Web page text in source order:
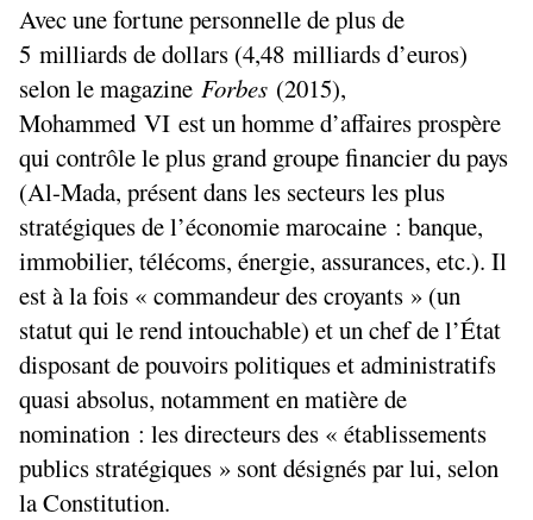
Avec une fortune personnelle de plus de
5 milliards de dollars (4,48 milliards d’euros)
selon le magazine Forbes (2015),
Mohammed VI est un homme d’affaires prospère
qui contrôle le plus grand groupe financier du pays
(Al-Mada, présent dans les secteurs les plus
stratégiques de l’économie marocaine : banque,
immobilier, télécoms, énergie, assurances, etc.). Il
est à la fois « commandeur des croyants » (un
statut qui le rend intouchable) et un chef de l’État
disposant de pouvoirs politiques et administratifs
quasi absolus, notamment en matière de
nomination : les directeurs des « établissements
publics stratégiques » sont désignés par lui, selon
la Constitution.